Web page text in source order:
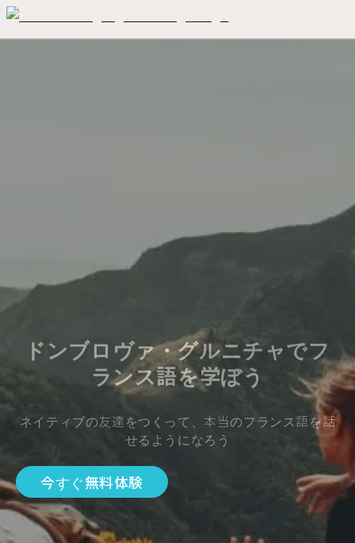
ドンブロヴァ・グルニチャでフ
ランス語を学ぼう
ネイティブの友達をつくって、本当のフランス語を話
せるようになろう
今すぐ無料体験